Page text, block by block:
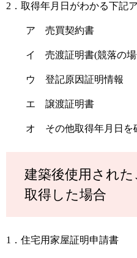
2．取得年月日がわかる下記
ア 売買契約書
イ 売渡証明書(競落の場
ウ 登記原因証明情報
エ 譲渡証明書
オ その他取得年月日を
建築後使用され
取得した場合
1．住宅用家屋証明申請書